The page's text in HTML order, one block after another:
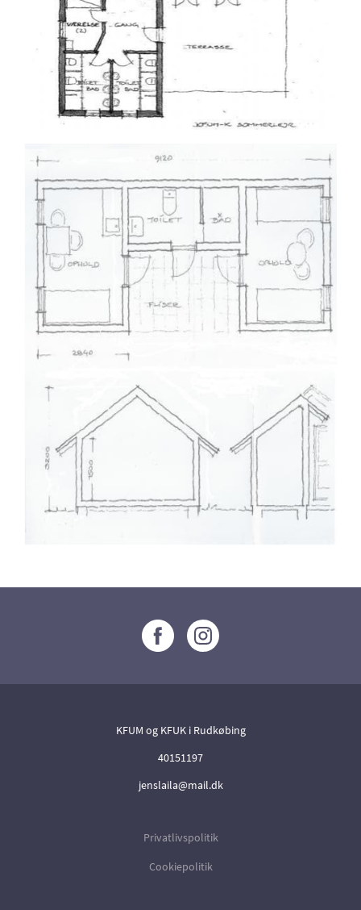
KFUM og KFUK i Rudkøbing
40151197
jenslaila@mail.dk
Privatlivspolitik
Cookiepolitik